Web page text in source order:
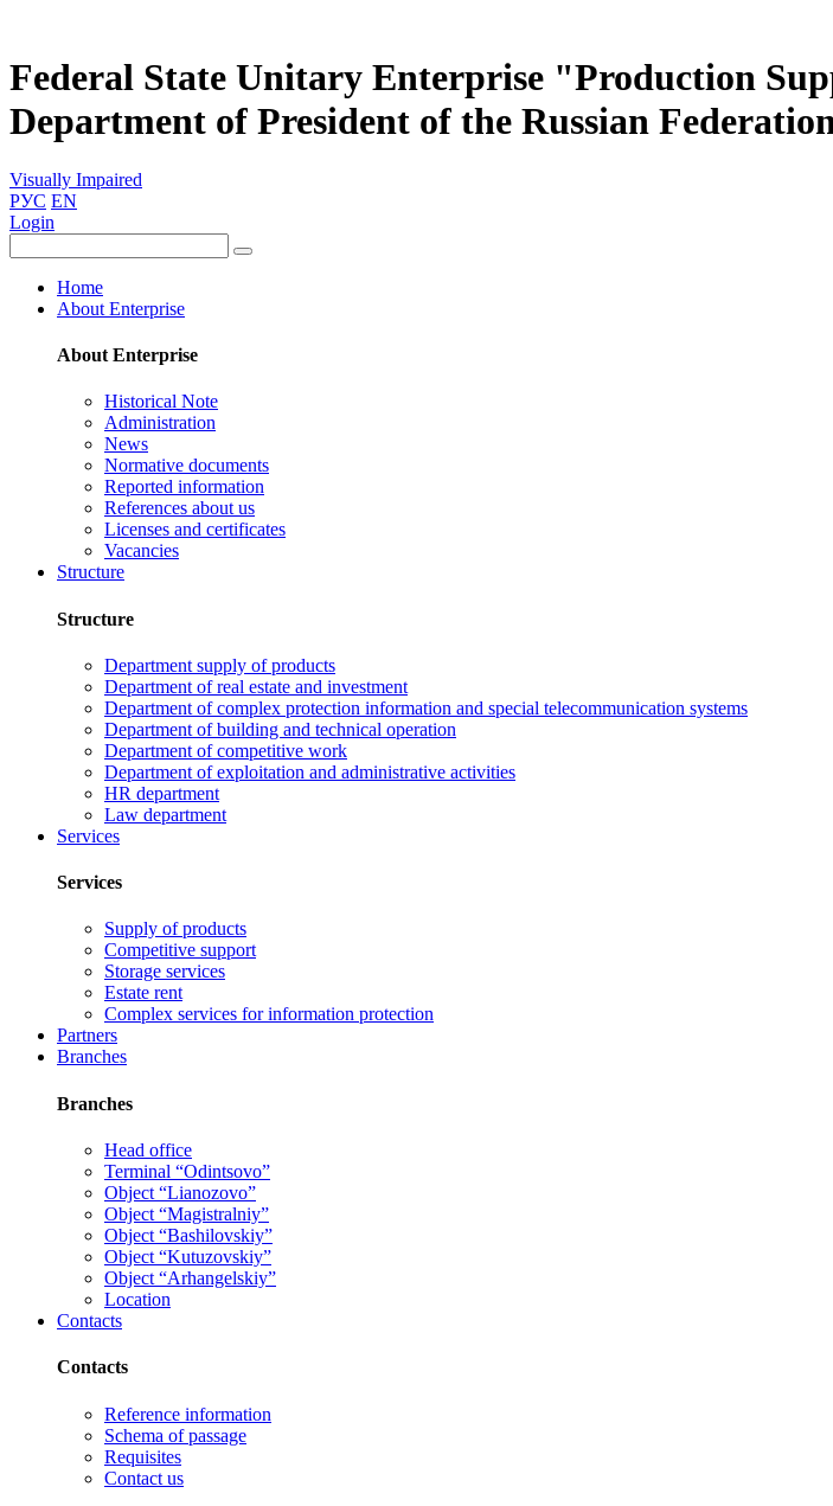
Federal State Unitary Enterprise "Production
Department of President of the Russian
Visually Impaired
РУС EN
Login
Home
About Enterprise
About Enterprise
Historical Note
Administration
News
Normative documents
Reported information
References about us
Licenses and certificates
Vacancies
Structure
Structure
Department supply of products
Department of real estate and investment
Department of complex protection information and special telecommunication systems
Department of building and technical operation
Department of competitive work
Department of exploitation and administrative activities
HR department
Law department
Services
Services
Supply of products
Competitive support
Storage services
Estate rent
Complex services for information protection
Partners
Branches
Branches
Head office
Terminal “Odintsovo”
Object “Lianozovo”
Object “Magistralniy”
Object “Bashilovskiy”
Object “Kutuzovskiy”
Object “Arhangelskiy”
Location
Contacts
Contacts
Reference information
Schema of passage
Requisites
Contact us